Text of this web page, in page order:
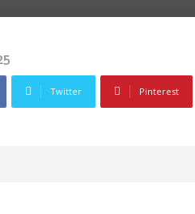
Twitter Pinterest